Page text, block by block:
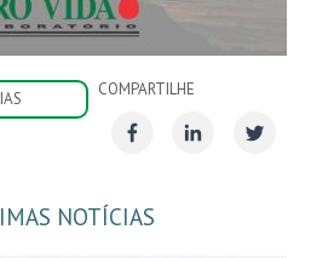
COMPARTILHE
NOTÍCIAS